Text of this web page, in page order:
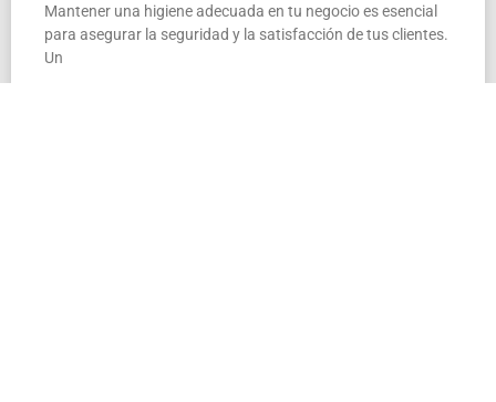
Mantener una higiene adecuada en tu negocio es esencial
para asegurar la seguridad y la satisfacción de tus clientes.
Un